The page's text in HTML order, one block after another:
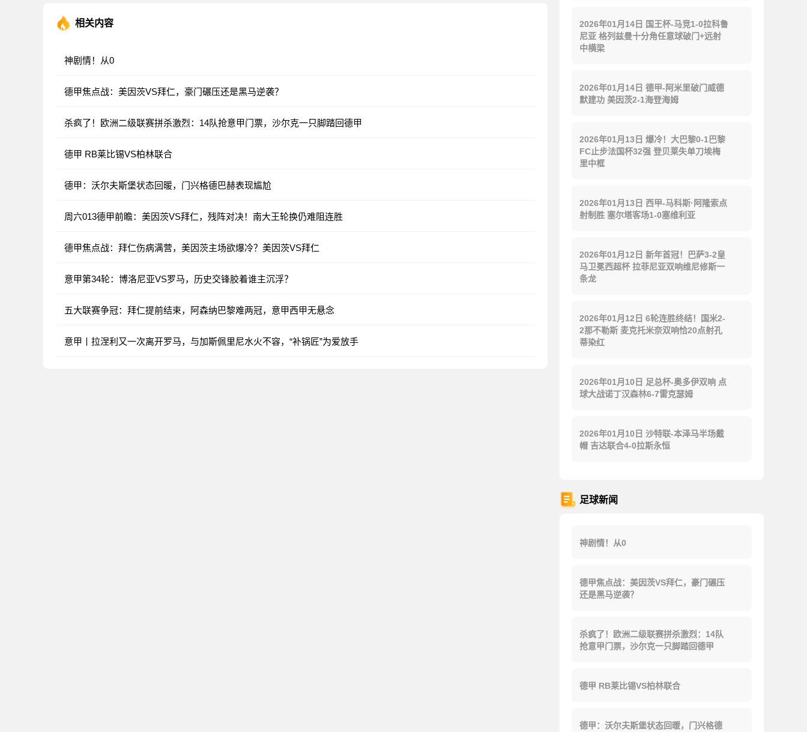
相关内容
神剧情！从0
德甲焦点战：美因茨VS拜仁，豪门碾压还是黑马逆袭？
杀疯了！欧洲二级联赛拼杀激烈：14队抢意甲门票，沙尔克一只脚踏回德甲
德甲 RB莱比锡VS柏林联合
德甲：沃尔夫斯堡状态回暖，门兴格德巴赫表现尴尬
周六013德甲前瞻：美因茨VS拜仁，残阵对决！南大王轮换仍难阻连胜
德甲焦点战：拜仁伤病满营，美因茨主场欲爆冷？美因茨VS拜仁
意甲第34轮：博洛尼亚VS罗马，历史交锋胶着谁主沉浮？
五大联赛争冠：拜仁提前结束，阿森纳巴黎难两冠，意甲西甲无悬念
意甲丨拉涅利又一次离开罗马，与加斯佩里尼水火不容，“补锅匠”为爱放手
2026年01月14日 国王杯-马竞1-0拉科鲁
尼亚 格列兹曼十分角任意球破门+远射
中横梁
2026年01月14日 德甲-阿米里破门威德
默建功 美因茨2-1海登海姆
2026年01月13日 爆冷！大巴黎0-1巴黎
FC止步法国杯32强 登贝莱失单刀埃梅
里中框
2026年01月13日 西甲-马科斯·阿隆索点
射制胜 塞尔塔客场1-0塞维利亚
2026年01月12日 新年首冠！巴萨3-2皇
马卫冕西超杯 拉菲尼亚双响维尼修斯一
条龙
2026年01月12日 6轮连胜终结！国米2-
2那不勒斯 麦克托米奈双响恰20点射孔
蒂染红
2026年01月10日 足总杯-奥多伊双响 点
球大战诺丁汉森林6-7雷克瑟姆
2026年01月10日 沙特联-本泽马半场戴
帽 吉达联合4-0拉斯永恒
足球新闻
神剧情！从0
德甲焦点战：美因茨VS拜仁，豪门碾压
还是黑马逆袭？
杀疯了！欧洲二级联赛拼杀激烈：14队
抢意甲门票，沙尔克一只脚踏回德甲
德甲 RB莱比锡VS柏林联合
德甲：沃尔夫斯堡状态回暖，门兴格德